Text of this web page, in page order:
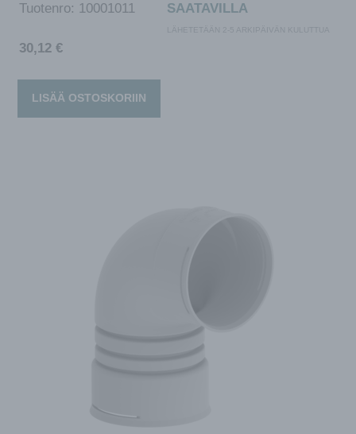
Tuotenro: 10001011 SAATAVILLA
LÄHETETÄÄN 2-5 ARKIPÄIVÄN KULUTTUA
30,12 €
LISÄÄ OSTOSKORIIN